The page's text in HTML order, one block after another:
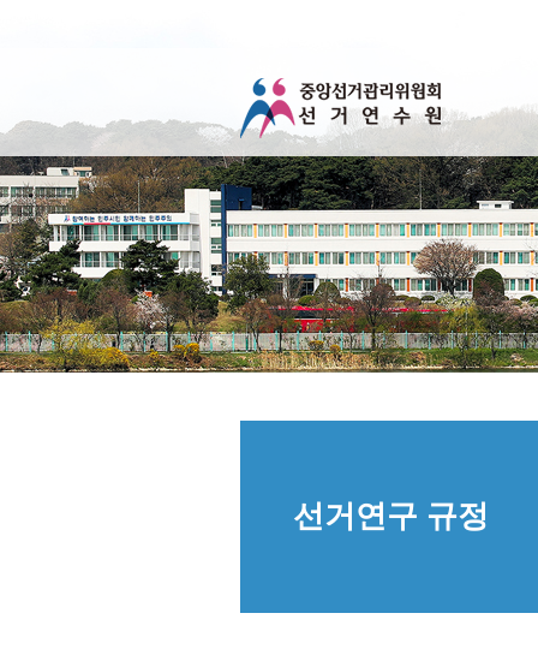
선거연구 규정